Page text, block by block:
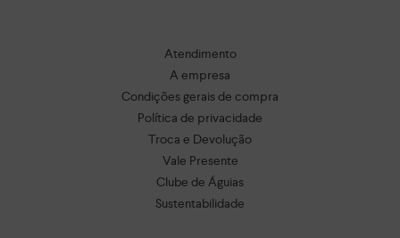
Atendimento
A empresa
Condições gerais de compra
Política de privacidade
Troca e Devolução
Vale Presente
Clube de Águias
Sustentabilidade